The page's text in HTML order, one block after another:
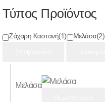
Τύπος Προϊόντος
Ζάχαρη Καστανή(1) Μελάσα(2)
Περισσότερα
Μελάσα